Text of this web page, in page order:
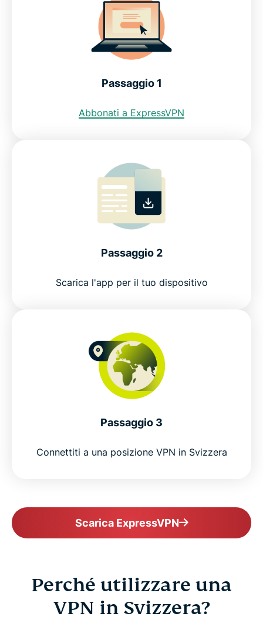
Posso usare una VPN gratuita per ottenere un
Domande frequenti sull'utilizzo di una VPN in
Everyday uses for a Swiss VPN
ExpressVPN vs. free VPNs for Switzerland
Fast VPN servers in Switzerland
Why millions choose ExpressVPN
ExpressVPN for all countries
Passaggio 1
Abbonati a ExpressVPN
Passaggio 2
Scarica l'app per il tuo dispositivo
Passaggio 3
Connettiti a una posizione VPN in Svizzera
Scarica ExpressVPN
Perché utilizzare una
VPN in Svizzera?